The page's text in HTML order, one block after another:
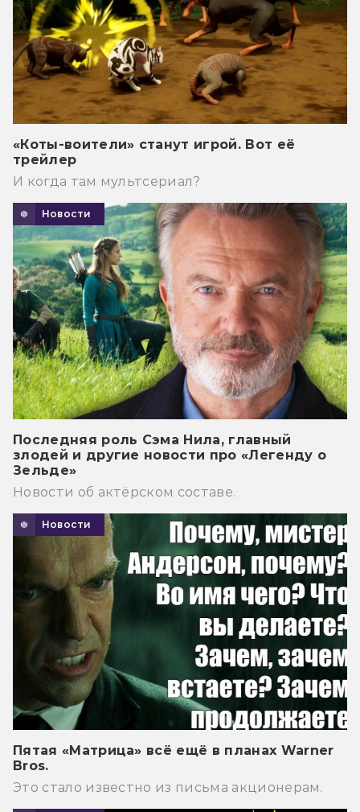
«Коты-воители» станут игрой. Вот её
трейлер
И когда там мультсериал?
Новости
Последняя роль Сэма Нила, главный
злодей и другие новости про «Легенду о
Зельде»
Новости об актёрском составе.
Новости
Пятая «Матрица» всё ещё в планах Warner
Bros.
Это стало известно из письма акционерам.